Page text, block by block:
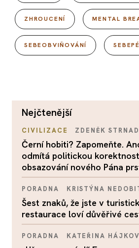
ZHROUCENÍ MENTAL
SEBEOBVIŇOVÁNÍ
nejčtenější
CIVILIZACE ZDENĚK STRNAD
Černí hobiti? Zapomeňte.
odmítá politickou
obsazování nového Pána
PORADNA KRISTÝNA
Šest znaků, že jste v
restaurace loví důvěřivé
PORADNA KATEŘINA